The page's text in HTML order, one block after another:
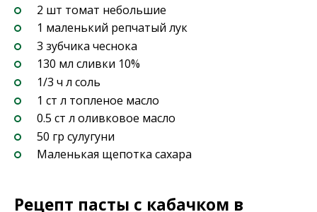
2 шт томат небольшие
1 маленький репчатый лук
3 зубчика чеснока
130 мл сливки 10%
1/3 ч л соль
1 ст л топленое масло
0.5 ст л оливковое масло
50 гр сулугуни
Маленькая щепотка сахара
Рецепт пасты с кабачком в